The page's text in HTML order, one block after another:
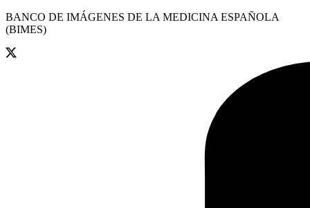
BANCO DE IMÁGENES DE LA MEDICINA ESPAÑOLA
(BIMES)